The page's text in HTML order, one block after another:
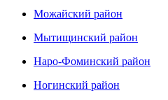
Можайский район
Мытищинский район
Наро-Фоминский район
Ногинский район